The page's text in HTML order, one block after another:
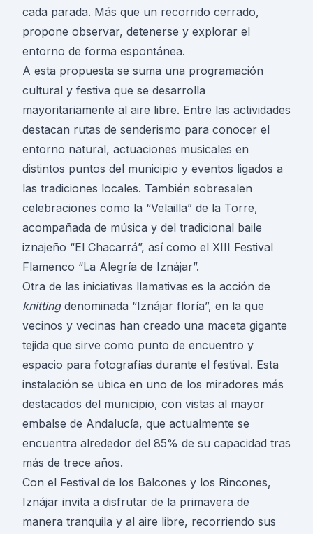
cada parada. Más que un recorrido cerrado,
propone observar, detenerse y explorar el
entorno de forma espontánea.
A esta propuesta se suma una programación
cultural y festiva que se desarrolla
mayoritariamente al aire libre. Entre las actividades
destacan rutas de senderismo para conocer el
entorno natural, actuaciones musicales en
distintos puntos del municipio y eventos ligados a
las tradiciones locales. También sobresalen
celebraciones como la “Velailla” de la Torre,
acompañada de música y del tradicional baile
iznajeño “El Chacarrá”, así como el XIII Festival
Flamenco “La Alegría de Iznájar”.
Otra de las iniciativas llamativas es la acción de
knittingdenominada “Iznájar floría”, en la que
vecinos y vecinas han creado una maceta gigante
tejida que sirve como punto de encuentro y
espacio para fotografías durante el festival. Esta
instalación se ubica en uno de los miradores más
destacados del municipio, con vistas al mayor
embalse de Andalucía, que actualmente se
encuentra alrededor del 85% de su capacidad tras
más de trece años.
Con el Festival de los Balcones y los Rincones,
Iznájar invita a disfrutar de la primavera de
manera tranquila y al aire libre, recorriendo sus